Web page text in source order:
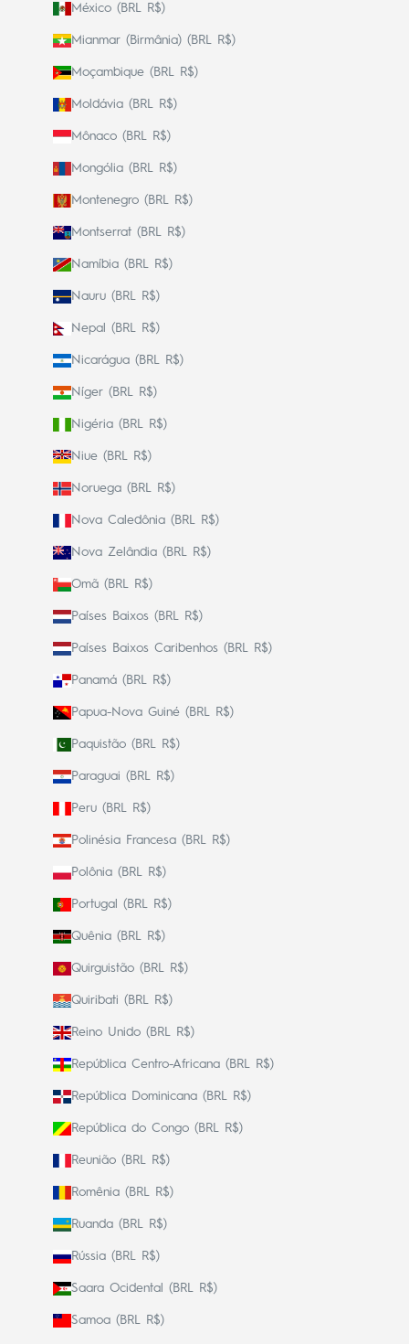
México (BRL R$)
Mianmar (Birmânia) (BRL R$)
Moçambique (BRL R$)
Moldávia (BRL R$)
Mônaco (BRL R$)
Mongólia (BRL R$)
Montenegro (BRL R$)
Montserrat (BRL R$)
Namíbia (BRL R$)
Nauru (BRL R$)
Nepal (BRL R$)
Nicarágua (BRL R$)
Níger (BRL R$)
Nigéria (BRL R$)
Niue (BRL R$)
Noruega (BRL R$)
Nova Caledônia (BRL R$)
Nova Zelândia (BRL R$)
Omã (BRL R$)
Países Baixos (BRL R$)
Países Baixos Caribenhos (BRL R$)
Panamá (BRL R$)
Papua-Nova Guiné (BRL R$)
Paquistão (BRL R$)
Paraguai (BRL R$)
Peru (BRL R$)
Polinésia Francesa (BRL R$)
Polônia (BRL R$)
Portugal (BRL R$)
Quênia (BRL R$)
Quirguistão (BRL R$)
Quiribati (BRL R$)
Reino Unido (BRL R$)
República Centro-Africana (BRL R$)
República Dominicana (BRL R$)
República do Congo (BRL R$)
Reunião (BRL R$)
Romênia (BRL R$)
Ruanda (BRL R$)
Rússia (BRL R$)
Saara Ocidental (BRL R$)
Samoa (BRL R$)